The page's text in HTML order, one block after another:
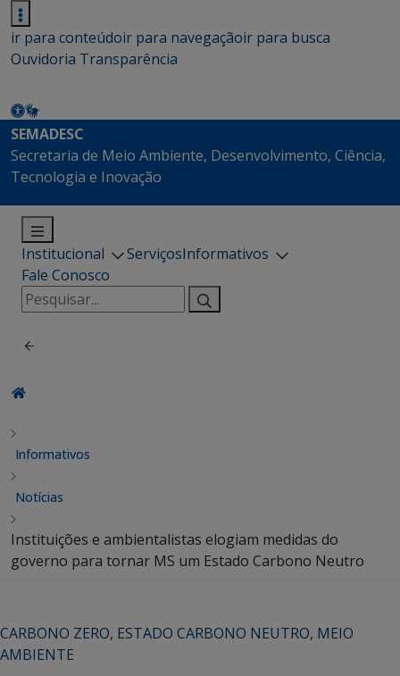
ir para conteúdoir para navegaçãoir para busca
Ouvidoria Transparência
SEMADESC
Secretaria de Meio Ambiente, Desenvolvimento, Ciência,
Tecnologia e Inovação
Institucional ServiçosInformativos
Fale Conosco
Pesquisar
por:
Informativos
Notícias
Instituições e ambientalistas elogiam medidas do
governo para tornar MS um Estado Carbono Neutro
CARBONO ZERO, ESTADO CARBONO NEUTRO, MEIO
AMBIENTE